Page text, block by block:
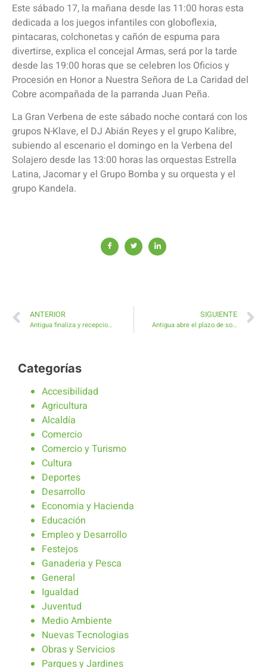
Este sábado 17, la mañana desde las 11:00 horas esta
dedicada a los juegos infantiles con globoflexia,
pintacaras, colchonetas y cañón de espuma para
divertirse, explica el concejal Armas, será por la tarde
desde las 19:00 horas que se celebren los Oficios y
Procesión en Honor a Nuestra Señora de La Caridad del
Cobre acompañada de la parranda Juan Peña.
La Gran Verbena de este sábado noche contará con los
grupos N-Klave, el DJ Abián Reyes y el grupo Kalibre,
subiendo al escenario el domingo en la Verbena del
Solajero desde las 13:00 horas las orquestas Estrella
Latina, Jacomar y el Grupo Bomba y su orquesta y el
grupo Kandela.
ANTERIOR
Antigua finaliza y recepciona la Remodelación Integral de la Avenida Virgen de la Peña en Caleta de Fuste
SIGUIENTE
Antigua abre el plazo de solicitud de Subvención para asociaciones y entidades sociales sin ánimo de lucro
Categorías
Accesibilidad
Agricultura
Alcaldía
Comercio
Comercio y Turismo
Cultura
Deportes
Desarrollo
Economia y Hacienda
Educación
Empleo y Desarrollo
Festejos
Ganaderia y Pesca
General
Igualdad
Juventud
Medio Ambiente
Nuevas Tecnologias
Obras y Servicios
Parques y Jardines